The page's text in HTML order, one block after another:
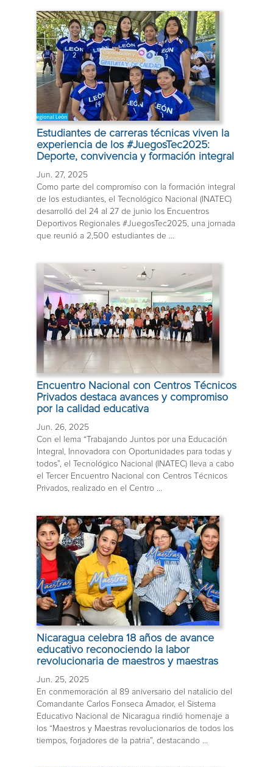
Estudiantes de carreras técnicas viven la
experiencia de los #JuegosTec2025:
Deporte, convivencia y formación integral
Jun. 27, 2025
Como parte del compromiso con la formación integral
de los estudiantes, el Tecnológico Nacional (INATEC)
desarrolló del 24 al 27 de junio los Encuentros
Deportivos Regionales #JuegosTec2025, una jornada
que reunió a 2,500 estudiantes de ...
Encuentro Nacional con Centros Técnicos
Privados destaca avances y compromiso
por la calidad educativa
Jun. 26, 2025
Con el lema “Trabajando Juntos por una Educación
Integral, Innovadora con Oportunidades para todas y
todos”, el Tecnológico Nacional (INATEC) lleva a cabo
el Tercer Encuentro Nacional con Centros Técnicos
Privados, realizado en el Centro ...
Nicaragua celebra 18 años de avance
educativo reconociendo la labor
revolucionaria de maestros y maestras
Jun. 25, 2025
En conmemoración al 89 aniversario del natalicio del
Comandante Carlos Fonseca Amador, el Sistema
Educativo Nacional de Nicaragua rindió homenaje a
los “Maestros y Maestras revolucionarios de todos los
tiempos, forjadores de la patria”, destacando ...